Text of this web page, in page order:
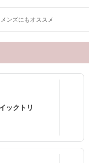
メンズにもオススメ
ックトリ